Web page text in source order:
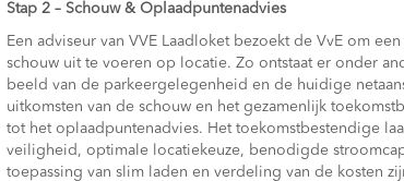
Stap 2 – Schouw & Oplaadpuntenadvies
Een adviseur van VVE Laadloket bezoekt de VvE om
schouw uit te voeren op locatie. Zo ontstaat er onder
beeld van de parkeergelegenheid en de huidige
uitkomsten van de schouw en het gezamenlijk
tot het oplaadpuntenadvies. Het toekomstbestendige
veiligheid, optimale locatiekeuze, benodigde
toepassing van slim laden en verdeling van de kosten